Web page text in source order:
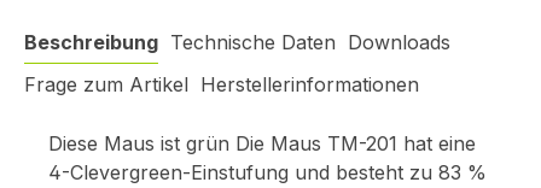
Beschreibung Technische Daten Downloads
Frage zum Artikel Herstellerinformationen
Diese Maus ist grün Die Maus TM-201 hat eine
4-Clevergreen-Einstufung und besteht zu 83 %